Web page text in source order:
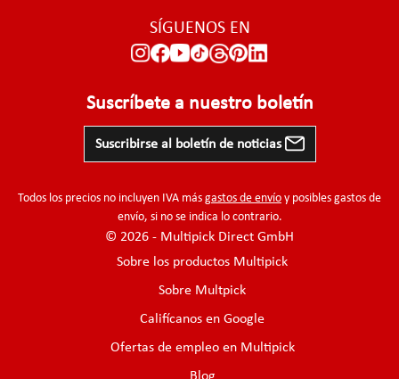
SÍGUENOS EN
Suscríbete a nuestro boletín
Suscribirse al boletín de noticias
Todos los precios no incluyen IVA más gastos de envío y posibles gastos de
envío, si no se indica lo contrario.
© 2026 - Multipick Direct GmbH
Sobre los productos Multipick
Sobre Multpick
Califícanos en Google
Ofertas de empleo en Multipick